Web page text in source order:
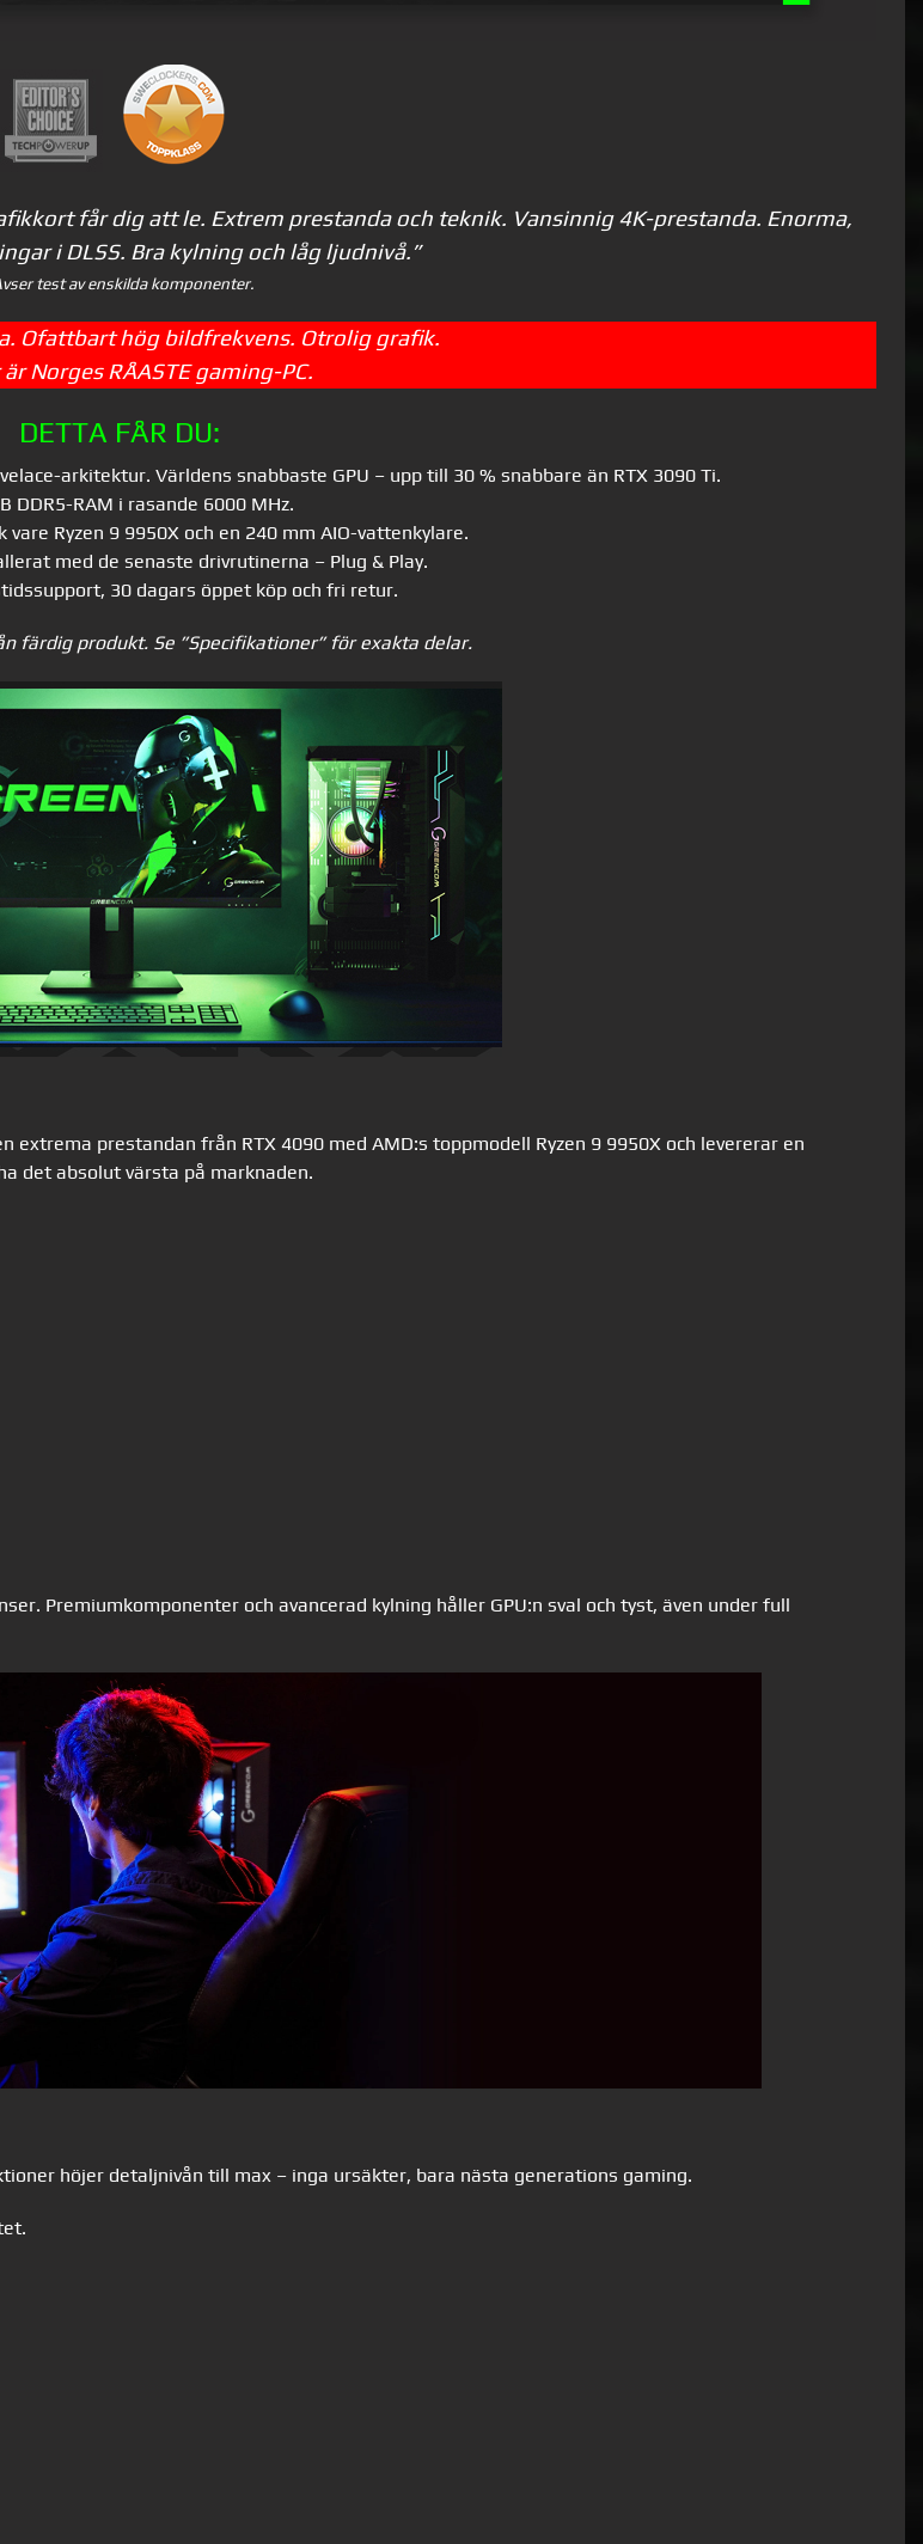
får dig att le. Extrem prestanda och teknik. Vansinnig 4K-prestanda. Enorma,
i DLSS. Bra kylning och låg ljudnivå.”
test av enskilda komponenter.
Ofattbart hög bildfrekvens. Otrolig grafik.
Norges RÅASTE gaming-PC.
DETTA FÅR DU:
arkitektur. Världens snabbaste GPU – upp till 30 % snabbare än RTX 3090 Ti.
DDR5-RAM i rasande 6000 MHz.
Ryzen 9 9950X och en 240 mm AIO-vattenkylare.
med de senaste drivrutinerna – Plug & Play.
30 dagars öppet köp och fri retur.
färdig produkt. Se ”Specifikationer” för exakta delar.
extrema prestandan från RTX 4090 med AMD:s toppmodell Ryzen 9 9950X och levererar en
det absolut värsta på marknaden.
Premiumkomponenter och avancerad kylning håller GPU:n sval och tyst, även under full
höjer detaljnivån till max – inga ursäkter, bara nästa generations gaming.